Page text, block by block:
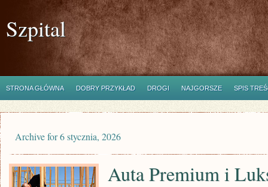
Szpital
STRONA GŁÓWNA DOBRY PRZYKŁAD DROGI NAJGORSZE SPIS
Archive for 6 stycznia, 2026
Auta Premium i